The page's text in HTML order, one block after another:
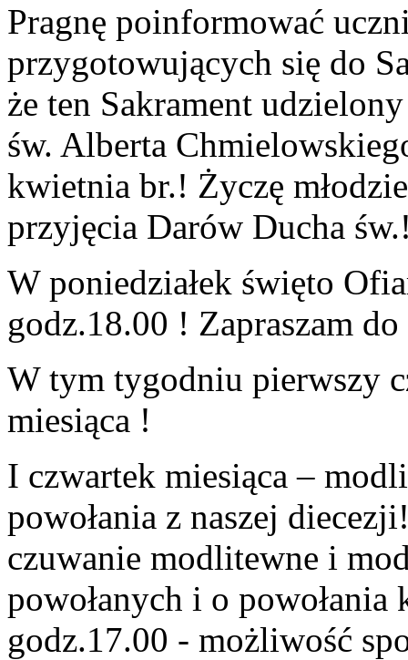
Pragnę poinformować
przygotowujących się do
że ten Sakrament
św. Alberta
kwietnia br.! Życzę
przyjęcia Darów Ducha
W poniedziałek święto
godz.18.00 ! Zapraszam
W tym tygodniu pierwszy
miesiąca !
I czwartek miesiąca –
powołania z naszej diecezji
czuwanie modlitewne i
powołanych i o powołania
godz.17.00 - możliwość